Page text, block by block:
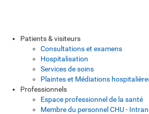
Patients & visiteurs
Consultations et examens
Hospitalisation
Services de soins
Plaintes et Médiations
Professionnels
Espace professionnel de la santé
Membre du personnel CHU -